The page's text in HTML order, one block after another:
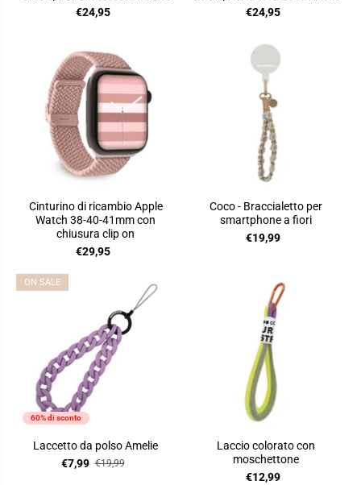
€24,95
€24,95
Cinturino di ricambio Apple
Watch 38-40-41mm con
chiusura clip on
€29,95
Coco - Braccialetto per
smartphone a fiori
€19,99
60% di sconto
ON SALE
Laccetto da polso Amelie
€7,99 €19,99
Laccio colorato con
moschettone
€12,99